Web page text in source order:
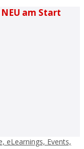
NEU am Start